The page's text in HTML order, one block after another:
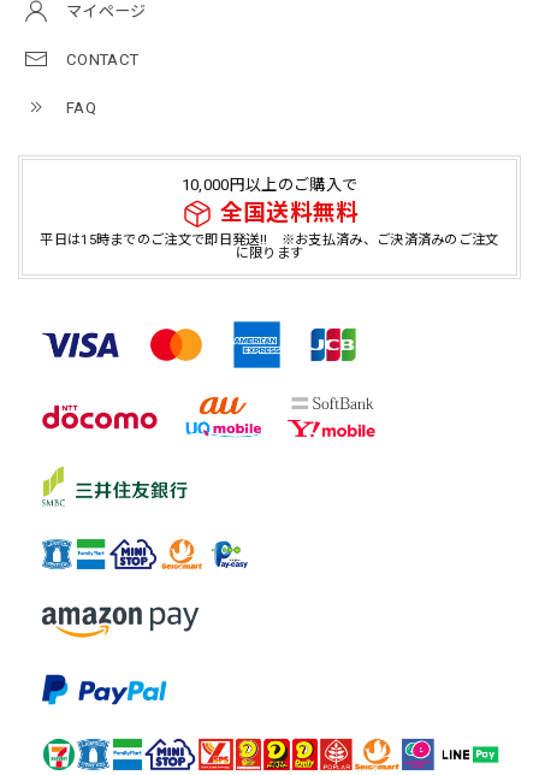
マイページ
CONTACT
FAQ
10,000円以上のご購入で
全国送料無料
平日は15時までのご注文で即日発送!! ※お支払済み、ご決済済みのご注文
に限ります